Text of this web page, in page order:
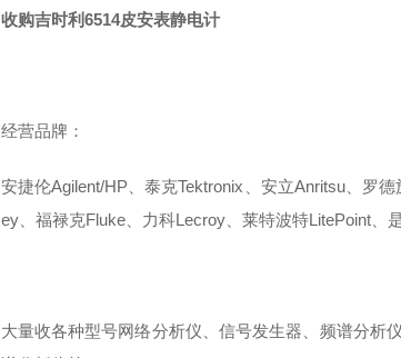
收购吉时利6514皮安表静电计
经营品牌：
安捷伦Agilent/HP、泰克Tektronix、安立Anritsu、罗
ey、福禄克Fluke、力科Lecroy、莱特波特LitePoint、
大量收各种型号网络分析仪、信号发生器、频谱分析